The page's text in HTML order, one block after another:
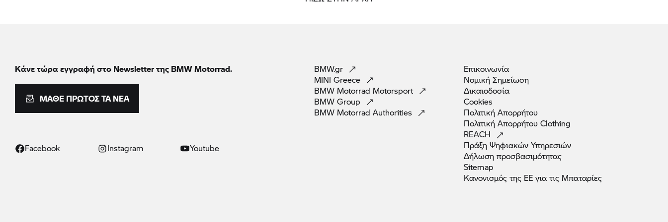
Κάνε τώρα εγγραφή στο Newsletter της BMW Motorrad.
ΜΆΘΕ ΠΡΏΤΟΣ ΤΑ ΝΈΑ
Facebook Instagram Youtube
BMW.gr
MINI Greece
BMW Motorrad Motorsport
BMW Group
BMW Motorrad Authorities
Επικοινωνία
Νομική Σημείωση
Δικαιοδοσία
Cookies
Πολιτική Απορρήτου
Πολιτική Απορρήτου Clothing
REACH
Πράξη Ψηφιακών Υπηρεσιών
Δήλωση προσβασιμότητας
Sitemap
Κανονισμός της ΕΕ για τις Μπαταρίες